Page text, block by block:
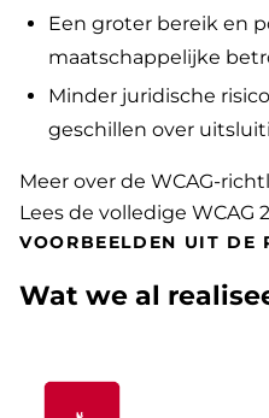
Een groter bereik en
maatschappelijke
Minder juridische
geschillen over
Meer over de WCAG-
Lees de volledige WCAG
VOORBEELDEN UIT DE
Wat we al